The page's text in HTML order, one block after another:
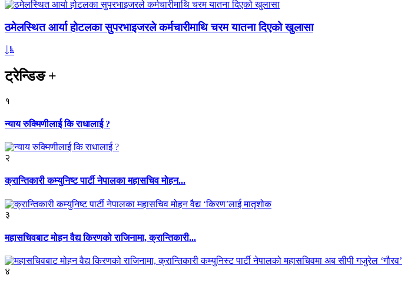
ठमेलस्थित आर्या होटलका सुपरभाइजरले कर्मचारीमाथि चरम यातना दिएको खुलासा
ट्रेन्डिङ+
१
न्याय रुक्मिणीलाई कि राधालाई ?
२
क्रान्तिकारी कम्युनिष्ट पार्टी नेपालका महासचिव मोहन...
३
महासचिवबाट मोहन वैद्य किरणको राजिनामा, क्रान्तिकारी...
४